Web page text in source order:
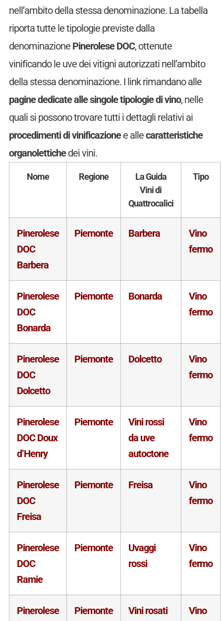
nell’ambito della stessa denominazione. La tabella
riporta tutte le tipologie previste dalla
denominazione Pinerolese DOC, ottenute
vinificando le uve dei vitigni autorizzati nell’ambito
della stessa denominazione. I link rimandano alle
pagine dedicate alle singole tipologie di vino, nelle
quali si possono trovare tutti i dettagli relativi ai
procedimenti di vinificazionee allecaratteristiche
organolettichedei vini.
Nome Regione
La Guida
Vini di
Quattrocalici
Tipo
Pinerolese
DOC
Barbera
Piemonte Barbera
Vino
fermo
Pinerolese
DOC
Bonarda
Piemonte Bonarda
Vino
fermo
Pinerolese
DOC
Dolcetto
Piemonte Dolcetto
Vino
fermo
Pinerolese
DOC Doux
d’Henry
Piemonte
Vini rossi
da uve
autoctone
Vino
fermo
Pinerolese
DOC
Freisa
Piemonte Freisa
Vino
fermo
Pinerolese
DOC
Ramie
Piemonte
Uvaggi
rossi
Vino
fermo
Pinerolese
Piemonte Vini rosati
Vino